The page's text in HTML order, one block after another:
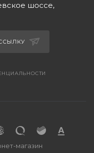
шоссе,
магазин